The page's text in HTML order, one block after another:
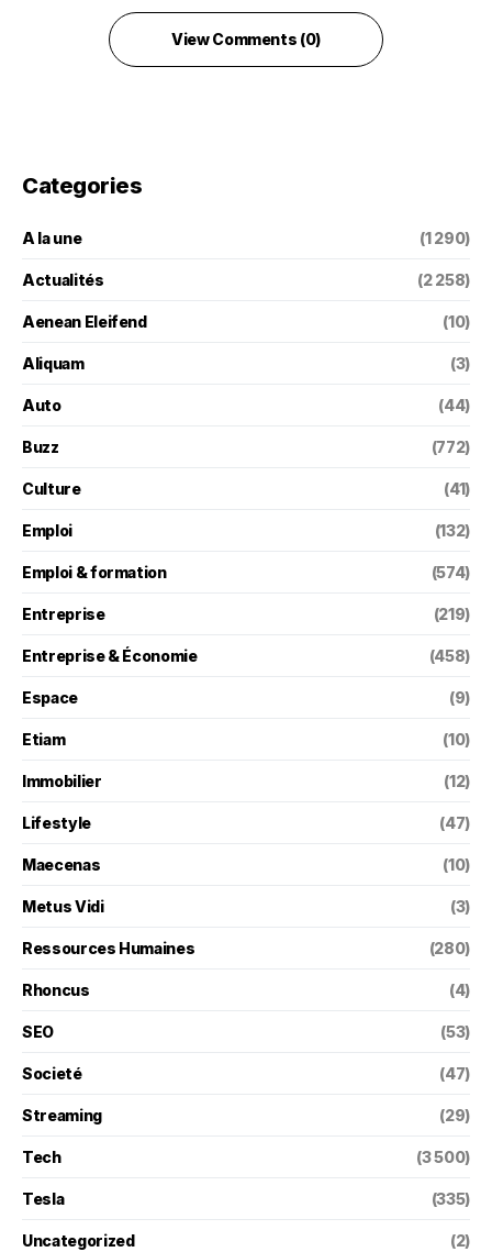
View Comments (0)
Categories
A la une (1 290)
Actualités (2 258)
Aenean Eleifend (10)
Aliquam (3)
Auto (44)
Buzz (772)
Culture (41)
Emploi (132)
Emploi & formation (574)
Entreprise (219)
Entreprise & Économie (458)
Espace (9)
Etiam (10)
Immobilier (12)
Lifestyle (47)
Maecenas (10)
Metus Vidi (3)
Ressources Humaines (280)
Rhoncus (4)
SEO (53)
Societé (47)
Streaming (29)
Tech (3 500)
Tesla (335)
Uncategorized (2)